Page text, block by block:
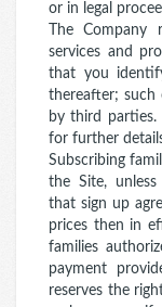
or in legal
The
services and
that you
thereafter; such
by third parties.
for further
Subscribing
the Site,
that sign up
prices then in
families
payment
reserves the